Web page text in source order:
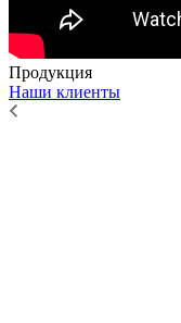
Продукция
Наши клиенты